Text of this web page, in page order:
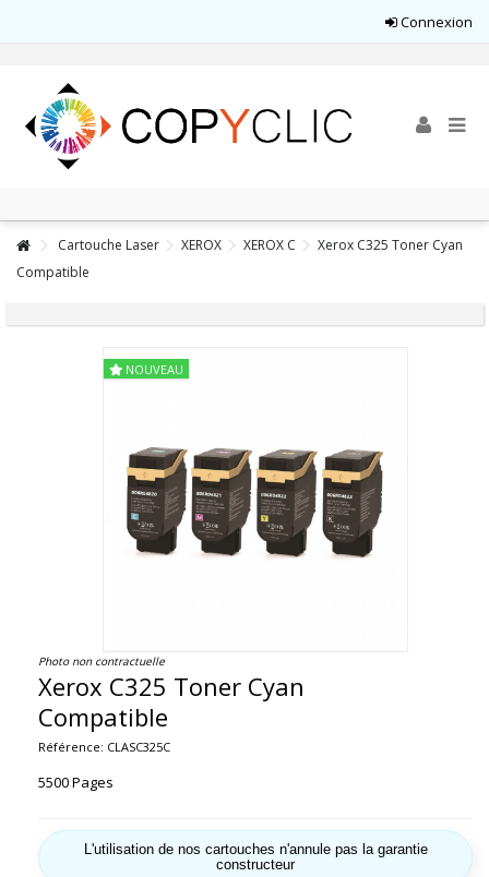
Connexion
Cartouche Laser XEROX XEROX C
Xerox C325 Toner Cyan
Compatible
NOUVEAU
Photo non contractuelle
Xerox C325 Toner Cyan
Compatible
Référence: CLASC325C
5500 Pages
L'utilisation de nos cartouches n'annule pas la garantie
constructeur